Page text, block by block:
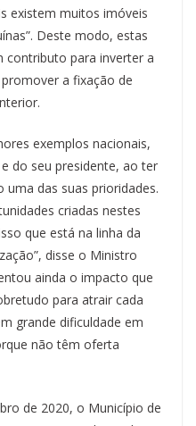
existem muitos imóveis
Deste modo, estas
contributo para inverter a
a fixação de
exemplos nacionais,
do seu presidente, ao ter
das suas prioridades.
criadas nestes
que está na linha da
disse o Ministro
ainda o impacto que
para atrair cada
grande dificuldade em
não têm oferta
de 2020, o Município de